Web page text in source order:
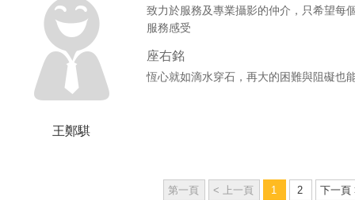
致力於服務及專業攝影的仲介，只希望每
服務感受
座右銘
恆心就如滴水穿石，再大的困難與阻礙也
王鄭騏
第一頁 < 上一頁 1 2 下一頁